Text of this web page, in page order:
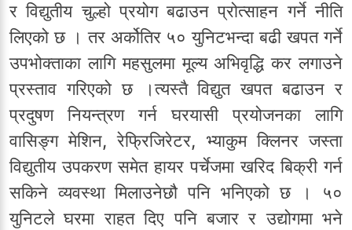
र विद्युतीय चुल्हो प्रयोग बढाउन प्रोत्साहन गर्ने नीति
लिएको छ । तर अर्कोतिर ५० युनिटभन्दा बढी खपत गर्ने
उपभोक्ताका लागि महसुलमा मूल्य अभिवृद्धि कर लगाउने
प्रस्ताव गरिएको छ ।त्यस्तै विद्युत खपत बढाउन र
प्रदुषण नियन्त्रण गर्न घरयासी प्रयोजनका लागि
वासिङ्ग मेशिन, रेफ्रिजिरेटर, भ्याकुम क्लिनर जस्ता
विद्युतीय उपकरण समेत हायर पर्चेजमा खरिद बिक्री गर्न
सकिने व्यवस्था मिलाउनेछौ पनि भनिएको छ । ५०
युनिटले घरमा राहत दिए पनि बजार र उद्योगमा भने